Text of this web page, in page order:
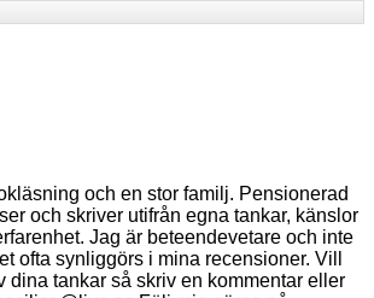
och en stor familj. Pensionerad
och skriver utifrån egna tankar, känslor
Jag är beteendevetare och inte
ofta synliggörs i mina recensioner. Vill
dina tankar så skriv en kommentar eller